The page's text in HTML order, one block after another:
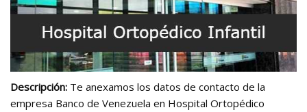
Descripción: Te anexamos los datos de contacto de la
empresa Banco de Venezuela en Hospital Ortopédico